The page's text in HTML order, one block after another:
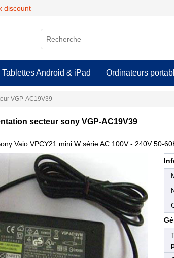
discount
Tablettes Android & iPad Ordinateurs
VGP-AC19V39
secteur sony VGP-AC19V39
Vaio VPCY21 mini W série AC 100V - 240V 50-